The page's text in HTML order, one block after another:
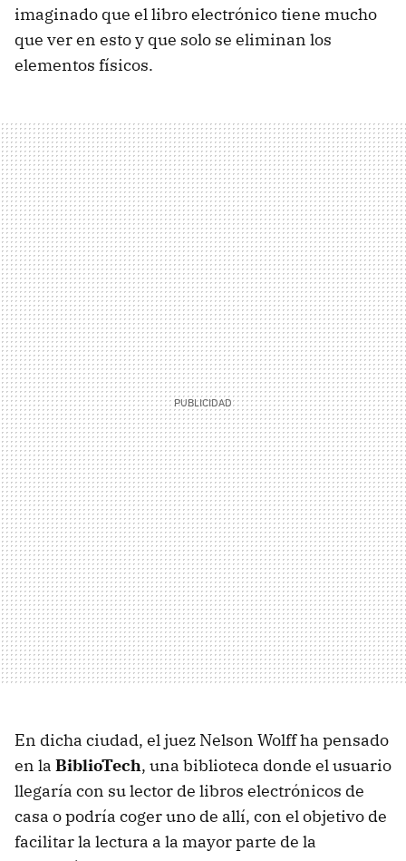
imaginado que el libro electrónico tiene mucho
que ver en esto y que solo se eliminan los
elementos físicos.
En dicha ciudad, el juez Nelson Wolff ha pensado
en la BiblioTech, una biblioteca donde el usuario
llegaría con su lector de libros electrónicos de
casa o podría coger uno de allí, con el objetivo de
facilitar la lectura a la mayor parte de la